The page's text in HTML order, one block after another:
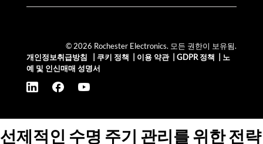
© 2026 Rochester Electronics. 모든 권한이 보유됨.
개인정보취급방침
쿠키 정책 이용 약관| GDPR 정책
노
예 및 인신매매 성명서
선제적인 수명 주기 관리를 위한 전략